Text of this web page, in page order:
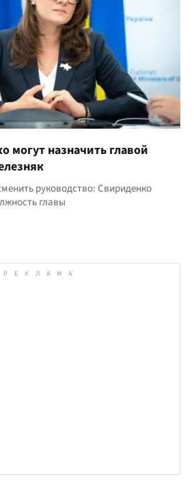
назначить главой
руководство: Свириденко
главы